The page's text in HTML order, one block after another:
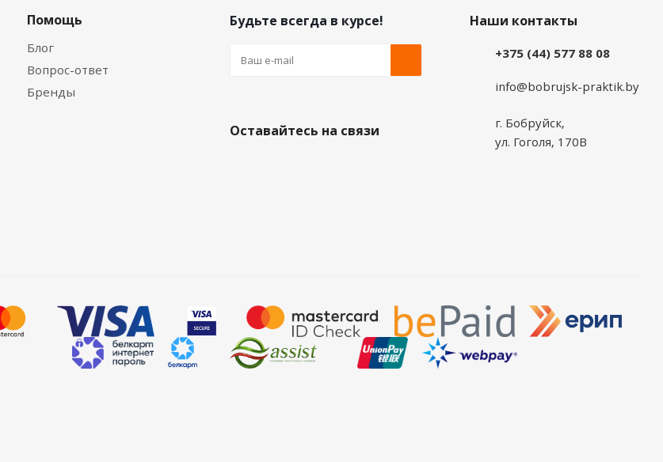
Помощь
Блог
Вопрос-ответ
Бренды
Будьте всегда в курсе!
Оставайтесь на связи
Наши контакты
+375 (44) 577 88 08
info@bobrujsk-praktik.by
г. Бобруйск,
ул. Гоголя, 170В